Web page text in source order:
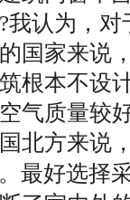
认为，
国家来说
根本不设
气质量较
北方来说
最好选择